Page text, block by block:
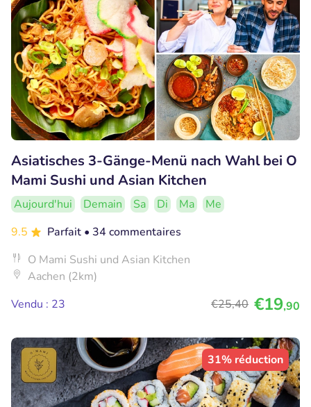
Asiatisches 3-Gänge-Menü nach Wahl bei O
Mami Sushi und Asian Kitchen
Aujourd'hui Demain Sa Di Ma
Me
9.5
Parfait • 34 commentaires
O Mami Sushi und Asian Kitchen
Aachen (2km)
Vendu : 23
€25,40 €19,90
31% réduction